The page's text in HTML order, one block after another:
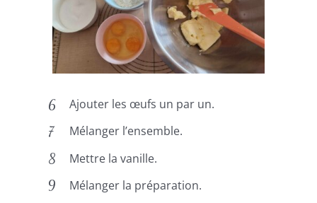
Ajouter les œufs un par un.
Mélanger l’ensemble.
Mettre la vanille.
Mélanger la préparation.